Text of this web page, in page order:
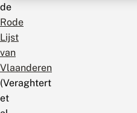
de
Rode
Lijst
van
Vlaanderen
(Veraghtert
et